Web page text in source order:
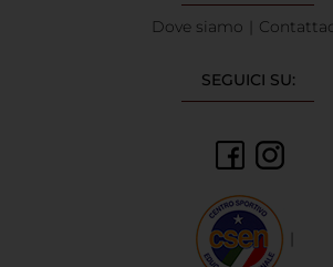
Dove siamo
SEGUICI SU: